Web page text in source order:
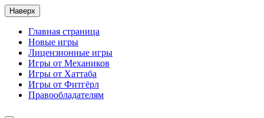
Наверх
Главная страница
Новые игры
Лицензионные игры
Игры от Механиков
Игры от Хаттаба
Игры от Фитгёрл
Правообладателям